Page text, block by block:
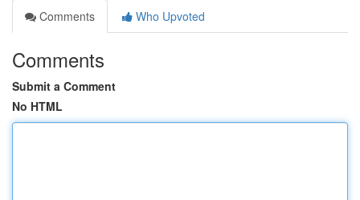
Comments
Who Upvoted
Comments
Submit a Comment
No HTML